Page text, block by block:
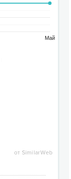
Май
от SimilarWeb